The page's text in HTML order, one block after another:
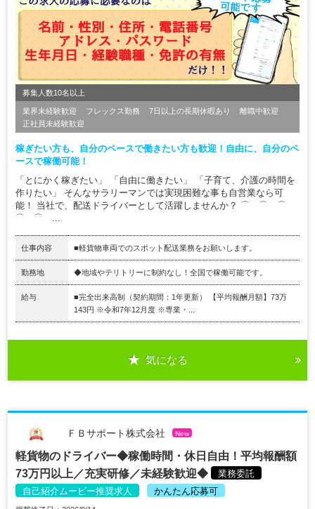
募集人数10名以上
業界未経験歓迎 フレックス勤務 7日以上の長期休暇あり
離職中歓迎
正社員未経験歓迎
稼ぎたい方も、自分のペースで働きたい方も歓迎！自由に、自分のペ
ースで稼働可能！
「とにかく稼ぎたい」 「自由に働きたい」 「子育て、介護の時間を
作りたい」 そんなサラリーマンでは実現困難な事も自営業なら可
能！ 当社で、配送ドライバーとして活躍しませんか？ ⌒ ⌒ ⌒
⌒ ⌒ ...
仕事内容 ■軽貨物車両でのスポット配送業務をお願いします。
勤務地 ◆地域やテリトリーに制約なし！全国で稼働可能です。
給与
■完全出来高制（契約期間：1年更新） 【平均報酬月額】73万
143円 ※令和7年12月度 ※専業・...
気になる
ＦＢサポート株式会社 New
軽貨物のドライバー◆稼働時間・休日自由！平均報酬額
73万円以上／充実研修／未経験歓迎◆
業務委託
自己紹介ムービー推奨求人
かんたん応募可